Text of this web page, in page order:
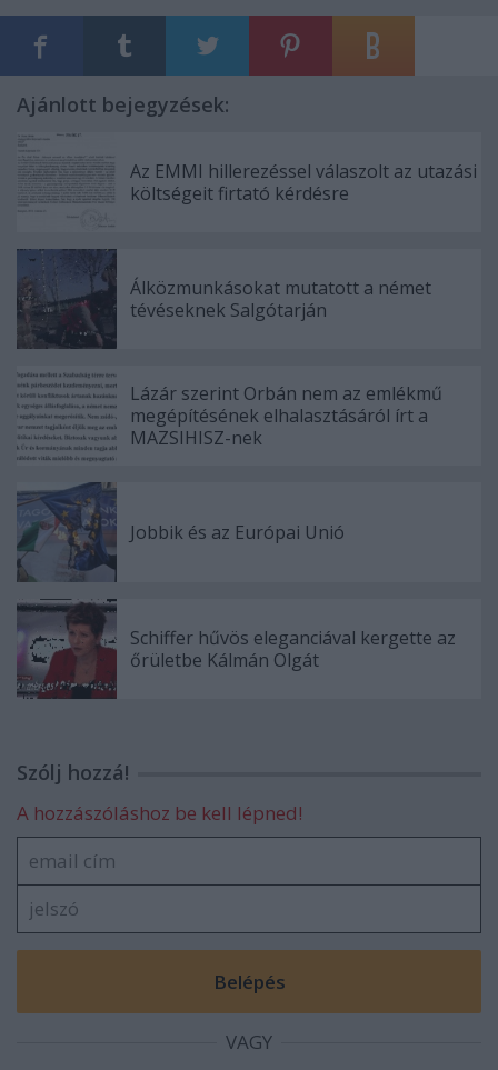
Ajánlott bejegyzések:
Az EMMI hillerezéssel válaszolt az utazási
költségeit firtató kérdésre
Álközmunkásokat mutatott a német
tévéseknek Salgótarján
Lázár szerint Orbán nem az emlékmű
megépítésének elhalasztásáról írt a
MAZSIHISZ-nek
Jobbik és az Európai Unió
Schiffer hűvös eleganciával kergette az
őrületbe Kálmán Olgát
Szólj hozzá!
A hozzászóláshoz be kell lépned!
VAGY